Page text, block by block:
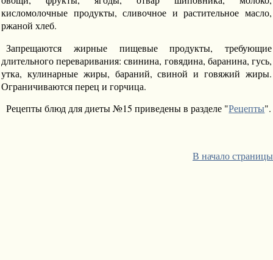
кисломолочные продукты, сливочное и растительное масло,
ржаной хлеб.
Запрещаются жирные пищевые продукты, требующие
длительного переваривания: свинина, говядина, баранина, гусь,
утка, кулинарные жиры, бараний, свиной и говяжий жиры.
Ограничиваются перец и горчица.
Рецепты блюд для диеты №15 приведены в разделе "Рецепты".
В начало страницы